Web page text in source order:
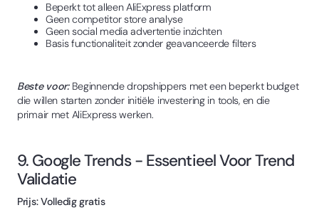
Beperkt tot alleen AliExpress platform
Geen competitor store analyse
Geen social media advertentie inzichten
Basis functionaliteit zonder geavanceerde filters
Beste voor:Beginnende dropshippers met een beperkt budget
die willen starten zonder initiële investering in tools, en die
primair met AliExpress werken.
9. Google Trends - Essentieel Voor Trend
Validatie
Prijs: Volledig gratis